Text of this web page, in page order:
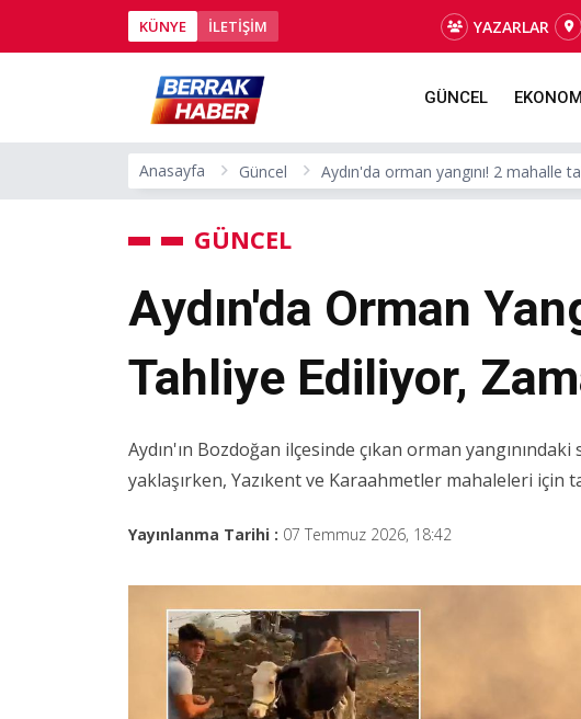
KÜNYE İLETİŞİM YAZARLAR
GÜNCEL
Anasayfa Güncel Aydın'da orman yangını! 2 mahalle
GÜNCEL
Aydın'da Orman
Tahliye Ediliyor,
Aydın'ın Bozdoğan ilçesinde çıkan orman
yaklaşırken, Yazıkent ve Karaahmetler mahaleleri için
Yayınlanma Tarihi : 07 Temmuz 2026, 18:42